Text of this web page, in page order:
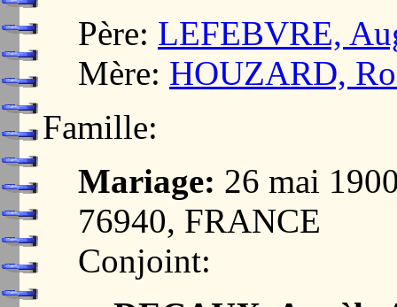
Père: LEFEBVRE,
Mère: HOUZARD,
Famille:
Mariage: 26 mai
76940, FRANCE
Conjoint: